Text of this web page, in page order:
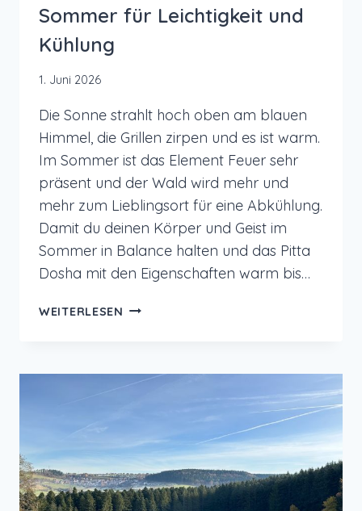
Sommer für Leichtigkeit und
Kühlung
1. Juni 2026
Die Sonne strahlt hoch oben am blauen
Himmel, die Grillen zirpen und es ist warm.
Im Sommer ist das Element Feuer sehr
präsent und der Wald wird mehr und
mehr zum Lieblingsort für eine Abkühlung.
Damit du deinen Körper und Geist im
Sommer in Balance halten und das Pitta
Dosha mit den Eigenschaften warm bis…
WEITERLESEN AYURVEDA
SOMMER
UND
KÜHLUNG